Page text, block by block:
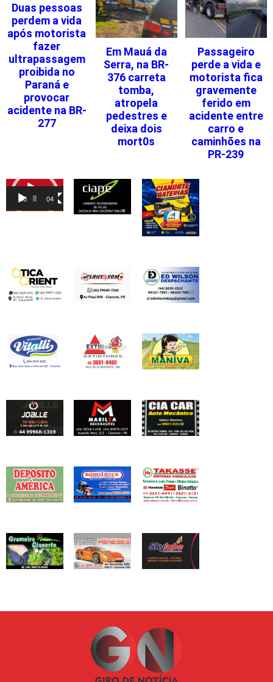
Duas pessoas
perdem a vida
após motorista
fazer
ultrapassagem
proibida no
Paraná e
provocar
acidente na BR-
277
Em Mauá da
Serra, na BR-
376 carreta
tomba,
atropela
pedestres e
deixa dois
mort0s
Passageiro
perde a vida e
motorista fica
gravemente
ferido em
acidente entre
carro e
caminhões na
PR-239
Tocador
00:00 04:46